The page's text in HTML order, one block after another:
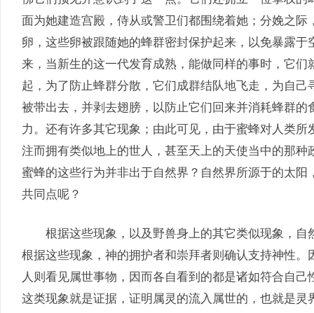
面为她建造宫殿，侍从或警卫们都围绕着她；分娩之
卵，这些卵被跟随她的蜂群密封保护起来，以免暴露
来，当新生的这一代发育成熟，能做同样的事时，它
起，为了防止蜂群分散，它们成群结队地飞走，为自
被带出去，并剥去翅膀，以防止它们回来并消耗蜂群
力。还有许多其它现象；由此可见，由于蜜蜂对人类
注而拥有类似地上的世人，甚至天上的天使当中的那
蜜蜂的这些行为并非出于自然界？自然界所源于的太
共同点呢？
根据这些现象，以及野兽身上的其它类似现象，自
根据这些现象，神的拥护者和崇拜者则确认支持神性
人则看见属世事物，因而各自看到的都是诸如符合自
这类现象就是证据，证明属灵的流入属世的，也就是